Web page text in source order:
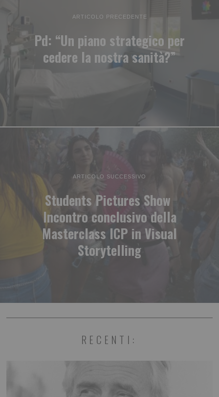
ARTICOLO PRECEDENTE
Pd: “Un piano strategico per
cedere la nostra sanità?”
ARTICOLO SUCCESSIVO
Students Pictures Show
Incontro conclusivo della
Masterclass ICP in Visual
Storytelling
RECENTI: